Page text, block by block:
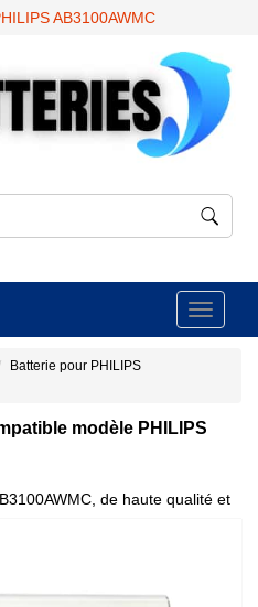
AB3100AWMC
Toggle
Batterie pour PHILIPS
modèle PHILIPS
de haute qualité et